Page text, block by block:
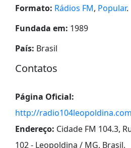
Formato: Rádios FM, Popular.
Fundada em: 1989
País: Brasil
Contatos
Página Oficial:
http://
Endereço: Cidade FM 104.3,
102 - Leopoldina / MG, Brasil.